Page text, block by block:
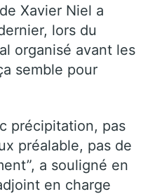
Xavier Niel a
lors du
organisé avant les
semble pour
précipitation, pas
préalable, pas de
a souligné en
en charge